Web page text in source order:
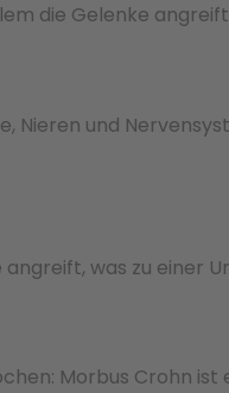
die Gelenke
und
was zu einer
Morbus Crohn